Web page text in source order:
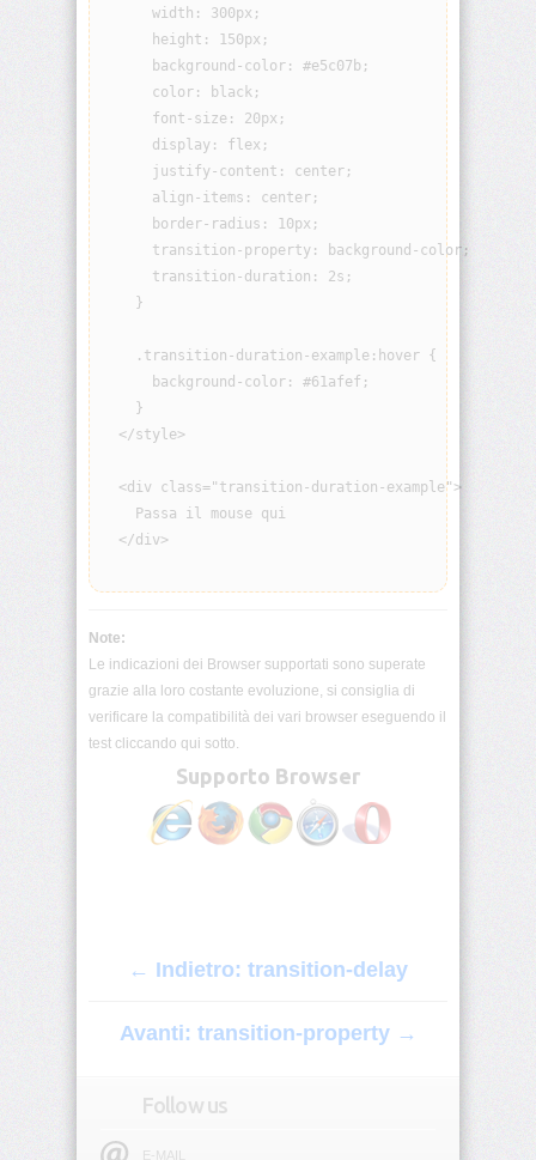
backdrop-
filter
backface-
visibility
background
background-
attachment
background-
blend-
mode
background-
clip
background-
color
background-
image
origin
background-
position
background-
      width: 300px;
      height: 150px;
      background-color: #e5c07b;
      color: black;
      font-size: 20px;
      display: flex;
      justify-content: center;
      align-items: center;
      border-radius: 10px;
      transition-property: background-color;
      transition-duration: 2s;
    }
    .transition-duration-example:hover {
      background-color: #61afef;
    }
  </style>
  <div class="transition-duration-example">
    Passa il mouse qui
  </div>
Note:
Le indicazioni dei Browser supportati sono superate
grazie alla loro costante evoluzione, si consiglia di
verificare la compatibilità dei vari browser eseguendo il
test cliccando qui sotto.
Supporto Browser
← Indietro: transition-delay
Avanti: transition-property →
Follow us
E-MAIL